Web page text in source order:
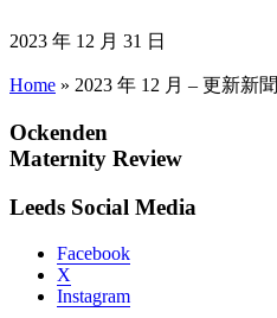
2023 年 12 月 31 日
Home » 2023 年 12 月 – 更新新
Ockenden
Maternity Review
Leeds Social Media
Facebook
X
Instagram